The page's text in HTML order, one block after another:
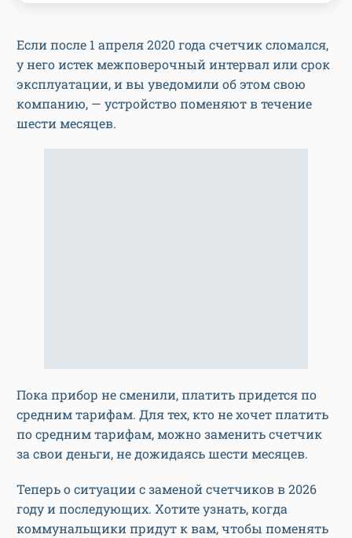
Если после 1 апреля 2020 года счетчик сломался,
у него истек межповерочный интервал или срок
эксплуатации, и вы уведомили об этом свою
компанию, — устройство поменяют в течение
шести месяцев.
Пока прибор не сменили, платить придется по
средним тарифам. Для тех, кто не хочет платить
по средним тарифам, можно заменить счетчик
за свои деньги, не дожидаясь шести месяцев.
Теперь о ситуации с заменой счетчиков в 2026
году и последующих. Хотите узнать, когда
коммунальщики придут к вам, чтобы поменять